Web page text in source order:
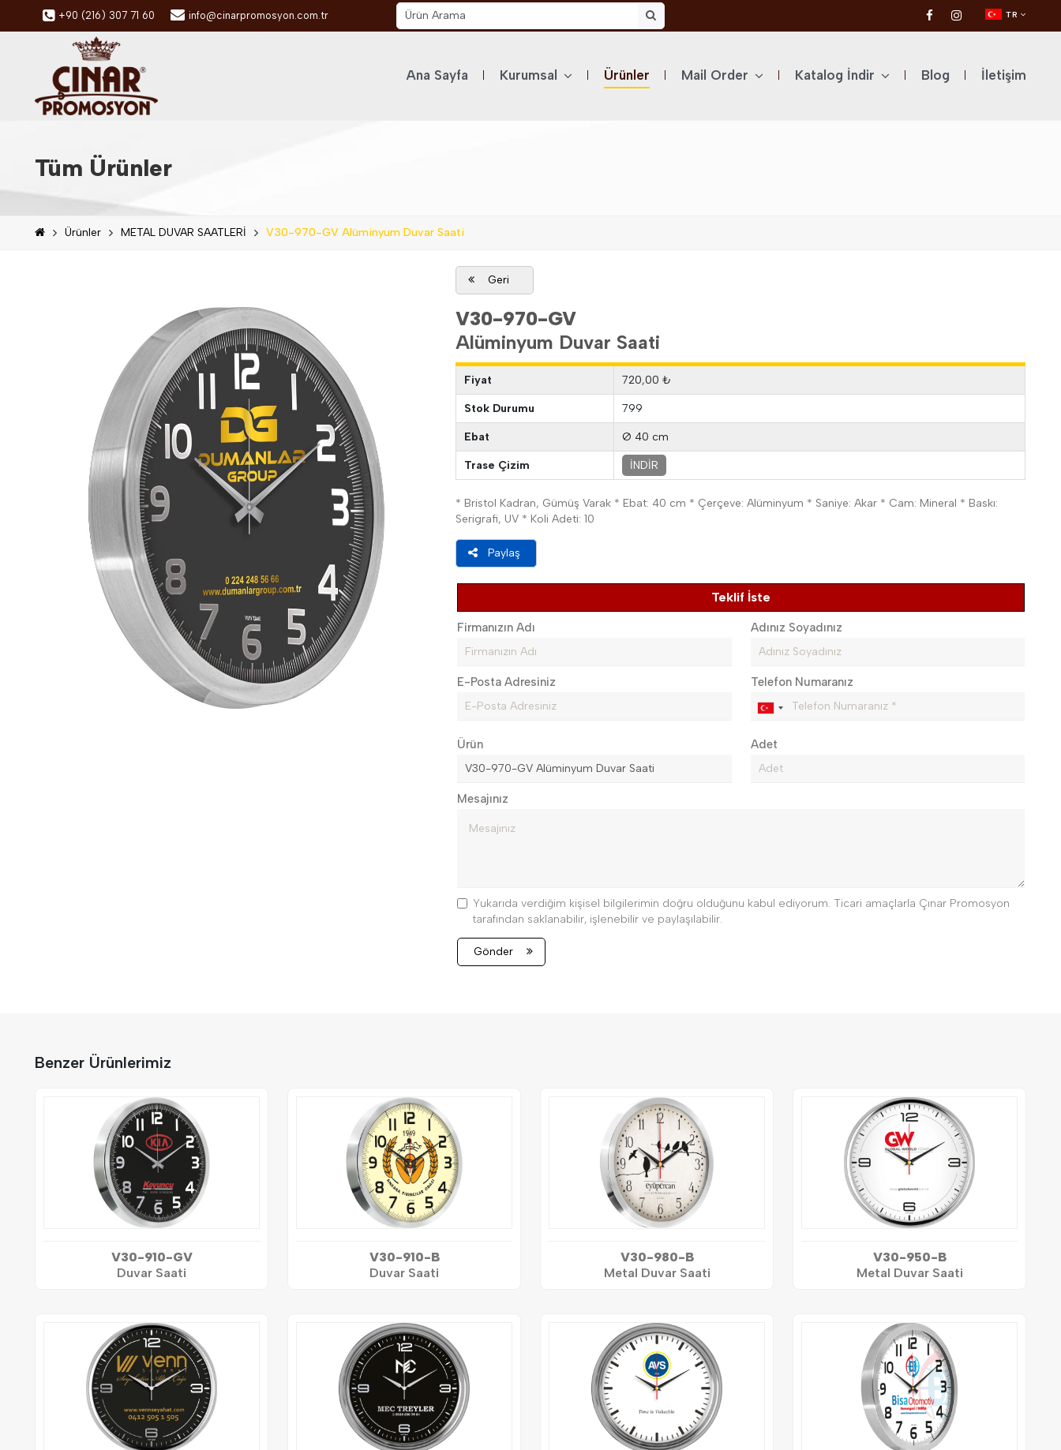
+90 (216) 307 71 60 info@cinarpromosyon.com.tr TR
Ana Sayfa Kurumsal Ürünler Mail Order Katalog İndir Blog İletişim
Tüm Ürünler
Ürünler METAL DUVAR SAATLERİ V30-970-GV Alüminyum Duvar Saati
Geri
V30-970-GV
Alüminyum Duvar Saati
Fiyat 720,00 ₺
Stok Durumu 799
Ebat Ø 40 cm
Trase Çizim İNDİR
* Bristol Kadran, Gümüş Varak * Ebat: 40 cm * Çerçeve: Alüminyum * Saniye: Akar * Cam: Mineral * Baskı:
Serigrafi, UV * Koli Adeti: 10
Paylaş
Teklif İste
Firmanızın Adı Adınız Soyadınız
E-Posta Adresiniz Telefon Numaranız
Ürün Adet
Mesajınız
Yukarıda verdiğim kişisel bilgilerimin doğru olduğunu kabul ediyorum. Ticari amaçlarla Çınar Promosyon
tarafından saklanabilir, işlenebilir ve paylaşılabilir.
Gönder
Benzer Ürünlerimiz
V30-910-GV
Duvar Saati
V30-910-B
Duvar Saati
V30-980-B
Metal Duvar Saati
V30-950-B
Metal Duvar Saati